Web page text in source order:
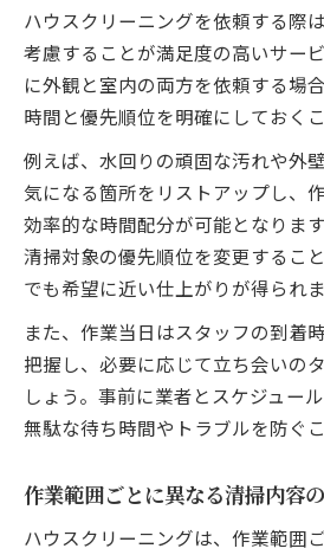
ハウスクリーニングを依頼する際
考慮することが満足度の高いサー
に外観と室内の両方を依頼する場
時間と優先順位を明確にしておく
例えば、水回りの頑固な汚れや外
気になる箇所をリストアップし、
効率的な時間配分が可能となります
清掃対象の優先順位を変更するこ
でも希望に近い仕上がりが得られま
また、作業当日はスタッフの到着
把握し、必要に応じて立ち会いの
しょう。事前に業者とスケジュー
無駄な待ち時間やトラブルを防ぐこ
作業範囲ごとに異なる清掃内容
ハウスクリーニングは、作業範囲